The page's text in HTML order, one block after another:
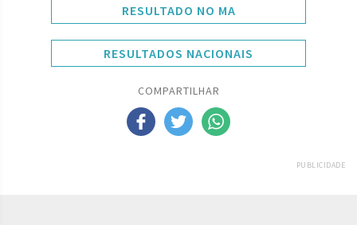
RESULTADO NO MA
RESULTADOS NACIONAIS
COMPARTILHAR
PUBLICIDADE